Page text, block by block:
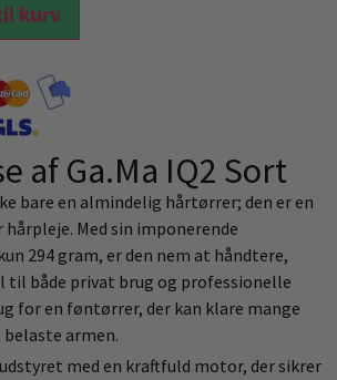
kurv
af Ga.Ma IQ2 Sort
bare en almindelig hårtørrer; den er en
Med sin imponerende
294 gram, er den nem at håndtere,
til både privat brug og professionelle
for en føntørrer, der kan klare mange
armen.
med en kraftfuld motor, der sikrer